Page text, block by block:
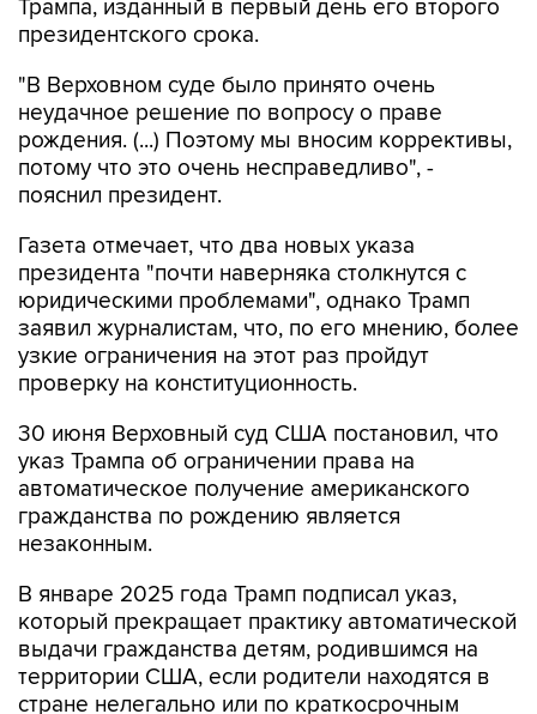
"В Верховном суде было принято очень
рождения. (...) Поэтому мы вносим коррективы,
потому что это очень несправедливо", -
пояснил президент.
Газета отмечает, что два новых указа
юридическими проблемами", однако Трамп
заявил журналистам, что, по его мнению, более
узкие ограничения на этот раз пройдут
проверку на конституционность.
30 июня Верховный суд США постановил, что
автоматическое получение американского
гражданства по рождению является
незаконным.
В январе 2025 года Трамп подписал указ,
выдачи гражданства детям, родившимся на
территории США, если родители находятся в
стране нелегально или по краткосрочным
визам.